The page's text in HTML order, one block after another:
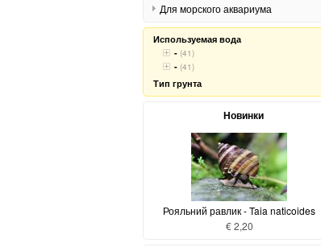
Для морского аквариума
Используемая вода
- (41)
- (41)
Тип грунта
Новинки
Рояльний равлик - Taia naticoides
€ 2,20